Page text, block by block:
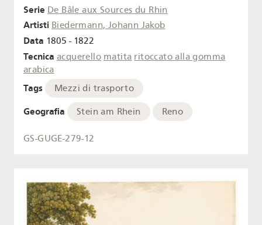
Serie De Bâle aux Sources du Rhin
Artisti Biedermann, Johann Jakob
Data 1805 - 1822
Tecnica acquerello matita ritoccato alla gomma
arabica
Tags Mezzi di trasporto
Geografia Stein am Rhein Reno
GS-GUGE-279-12